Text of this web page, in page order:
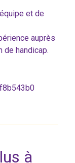
et de
auprès
handicap.
à